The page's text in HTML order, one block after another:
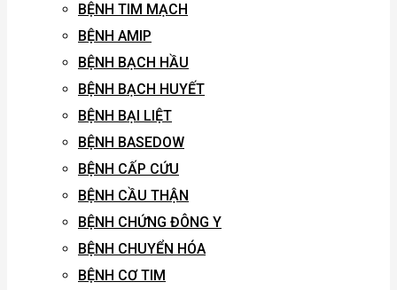
BỆNH TIM MẠCH
BỆNH AMIP
BỆNH BẠCH HẦU
BỆNH BẠCH HUYẾT
BỆNH BẠI LIỆT
BỆNH BASEDOW
BỆNH CẤP CỨU
BỆNH CẦU THẬN
BỆNH CHỨNG ĐÔNG Y
BỆNH CHUYỂN HÓA
BỆNH CƠ TIM